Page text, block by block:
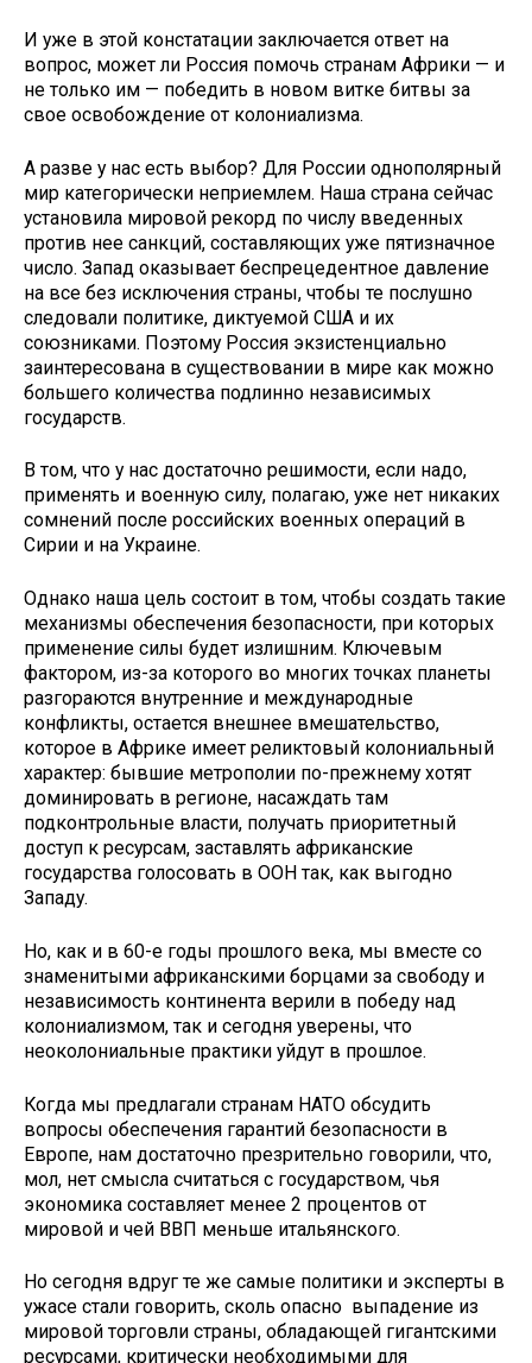
И уже в этой констатации заключается ответ на
вопрос, может ли Россия помочь странам Африки — и
не только им — победить в новом витке битвы за
свое освобождение от колониализма.
А разве у нас есть выбор? Для России однополярный
мир категорически неприемлем. Наша страна сейчас
установила мировой рекорд по числу введенных
против нее санкций, составляющих уже пятизначное
число. Запад оказывает беспрецедентное давление
на все без исключения страны, чтобы те послушно
следовали политике, диктуемой США и их
союзниками. Поэтому Россия экзистенциально
заинтересована в существовании в мире как можно
большего количества подлинно независимых
государств.
В том, что у нас достаточно решимости, если надо,
применять и военную силу, полагаю, уже нет никаких
сомнений после российских военных операций в
Сирии и на Украине.
Однако наша цель состоит в том, чтобы создать такие
механизмы обеспечения безопасности, при которых
применение силы будет излишним. Ключевым
фактором, из-за которого во многих точках планеты
разгораются внутренние и международные
конфликты, остается внешнее вмешательство,
которое в Африке имеет реликтовый колониальный
характер: бывшие метрополии по-прежнему хотят
доминировать в регионе, насаждать там
подконтрольные власти, получать приоритетный
доступ к ресурсам, заставлять африканские
государства голосовать в ООН так, как выгодно
Западу.
Но, как и в 60-е годы прошлого века, мы вместе со
знаменитыми африканскими борцами за свободу и
независимость континента верили в победу над
колониализмом, так и сегодня уверены, что
неоколониальные практики уйдут в прошлое.
Когда мы предлагали странам НАТО обсудить
вопросы обеспечения гарантий безопасности в
Европе, нам достаточно презрительно говорили, что,
мол, нет смысла считаться с государством, чья
экономика составляет менее 2 процентов от
мировой и чей ВВП меньше итальянского.
Но сегодня вдруг те же самые политики и эксперты в
ужасе стали говорить, сколь опасно выпадение из
мировой торговли страны, обладающей гигантскими
ресурсами, критически необходимыми для